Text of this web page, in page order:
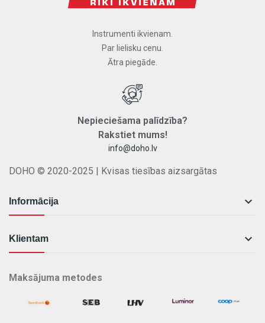
Instrumenti ikvienam.
Par lielisku cenu.
Ātra piegāde.
Nepieciešama palīdzība?
Rakstiet mums!
info@doho.lv
DOHO © 2020-2025 | Kvisas tiesības aizsargātas
Informācija 
Klientam 
Maksājuma metodes